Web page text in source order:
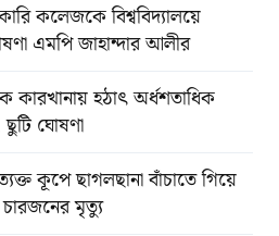
কলেজকে বিশ্ববিদ্যালয়ে
এমপি জাহান্দার আলীর
কারখানায় হঠাৎ অর্ধশতাধিক
ঘোষণা
কূপে ছাগলছানা বাঁচাতে গিয়ে
মৃত্যু